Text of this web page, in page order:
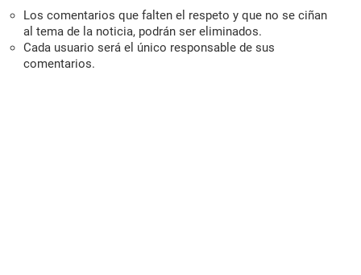
Los comentarios que falten el respeto y que no se ciñan
al tema de la noticia, podrán ser eliminados.
Cada usuario será el único responsable de sus
comentarios.